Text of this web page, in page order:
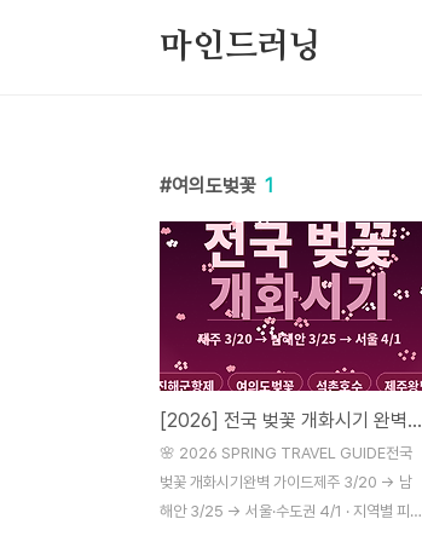
마인드러닝
여의도벚꽃 1
[2026] 전국 벚꽃 개화시기 완벽가이드
🌸 2026 SPRING TRAVEL GUIDE전국
벚꽃 개화시기완벽 가이드제주 3/20 → 남
해안 3/25 → 서울·수도권 4/1 · 지역별 피크